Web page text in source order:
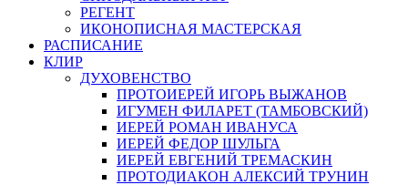
РЕГЕНТ
ИКОНОПИСНАЯ МАСТЕРСКАЯ
РАСПИСАНИЕ
КЛИР
ДУХОВЕНСТВО
ПРОТОИЕРЕЙ ИГОРЬ ВЫЖАНОВ
ИГУМЕН ФИЛАРЕТ (ТАМБОВСКИЙ)
ИЕРЕЙ РОМАН ИВАНУСА
ИЕРЕЙ ФЕДОР ШУЛЬГА
ИЕРЕЙ ЕВГЕНИЙ ТРЕМАСКИН
ПРОТОДИАКОН АЛЕКСИЙ ТРУНИН